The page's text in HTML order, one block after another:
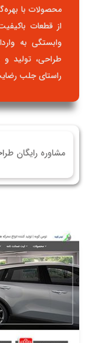
محصولات با
از قطعات
وابستگی به
طراحی، تولید
راستای جلب
مشاوره رایگان